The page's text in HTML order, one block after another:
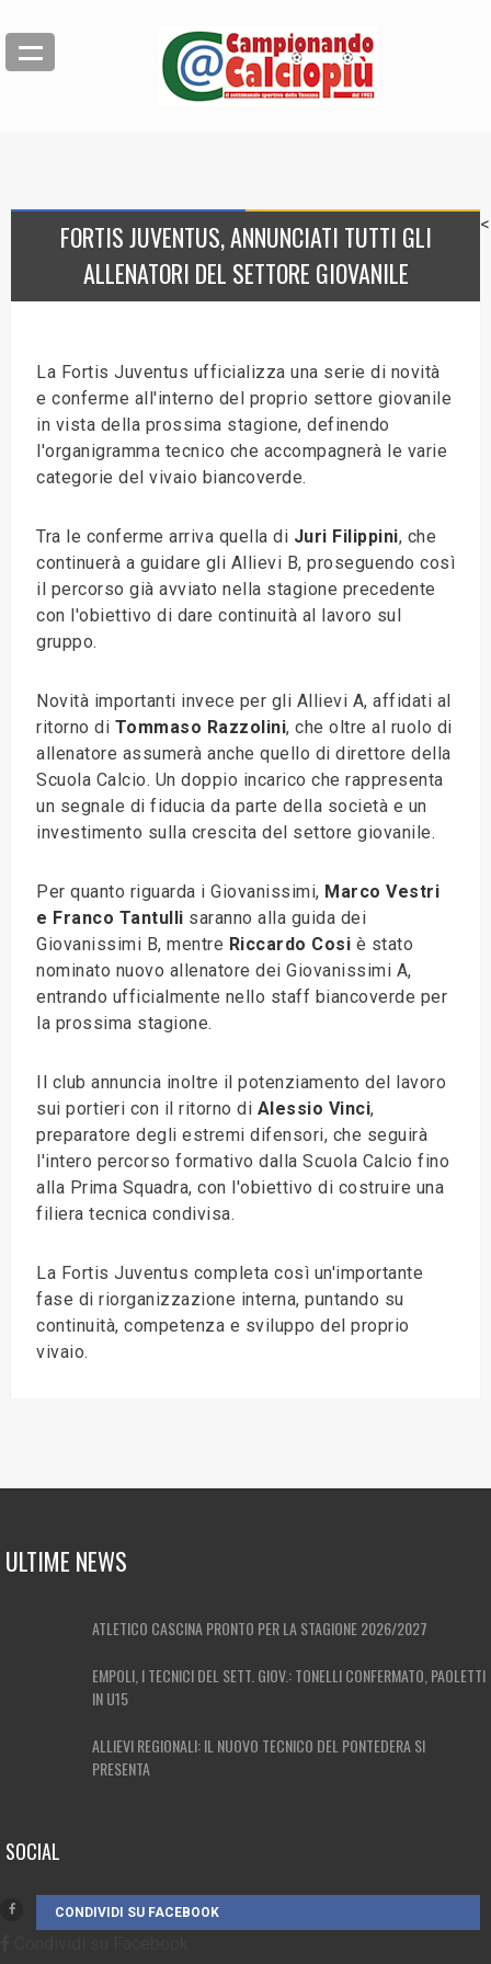
FORTIS JUVENTUS, ANNUNCIATI TUTTI GLI
ALLENATORI DEL SETTORE GIOVANILE
La Fortis Juventus ufficializza una serie di novità
e conferme all'interno del proprio settore giovanile
in vista della prossima stagione, definendo
l'organigramma tecnico che accompagnerà le varie
categorie del vivaio biancoverde.
Tra le conferme arriva quella di Juri Filippini, che
continuerà a guidare gli Allievi B, proseguendo così
il percorso già avviato nella stagione precedente
con l'obiettivo di dare continuità al lavoro sul
gruppo.
Novità importanti invece per gli Allievi A, affidati al
ritorno di Tommaso Razzolini, che oltre al ruolo di
allenatore assumerà anche quello di direttore della
Scuola Calcio. Un doppio incarico che rappresenta
un segnale di fiducia da parte della società e un
investimento sulla crescita del settore giovanile.
Per quanto riguarda i Giovanissimi, Marco Vestri
e Franco Tantulli saranno alla guida dei
Giovanissimi B, mentre Riccardo Cosi è stato
nominato nuovo allenatore dei Giovanissimi A,
entrando ufficialmente nello staff biancoverde per
la prossima stagione.
Il club annuncia inoltre il potenziamento del lavoro
sui portieri con il ritorno di Alessio Vinci,
preparatore degli estremi difensori, che seguirà
l'intero percorso formativo dalla Scuola Calcio fino
alla Prima Squadra, con l'obiettivo di costruire una
filiera tecnica condivisa.
La Fortis Juventus completa così un'importante
fase di riorganizzazione interna, puntando su
continuità, competenza e sviluppo del proprio
vivaio.
<
ULTIME NEWS
ATLETICO CASCINA PRONTO PER LA STAGIONE 2026/2027
EMPOLI, I TECNICI DEL SETT. GIOV.: TONELLI CONFERMATO, PAOLETTI
IN U15
ALLIEVI REGIONALI: IL NUOVO TECNICO DEL PONTEDERA SI
PRESENTA
SOCIAL
CONDIVIDI SU FACEBOOK